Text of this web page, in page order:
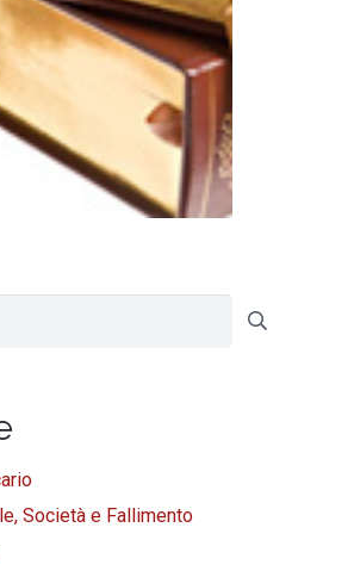
Società e Fallimento